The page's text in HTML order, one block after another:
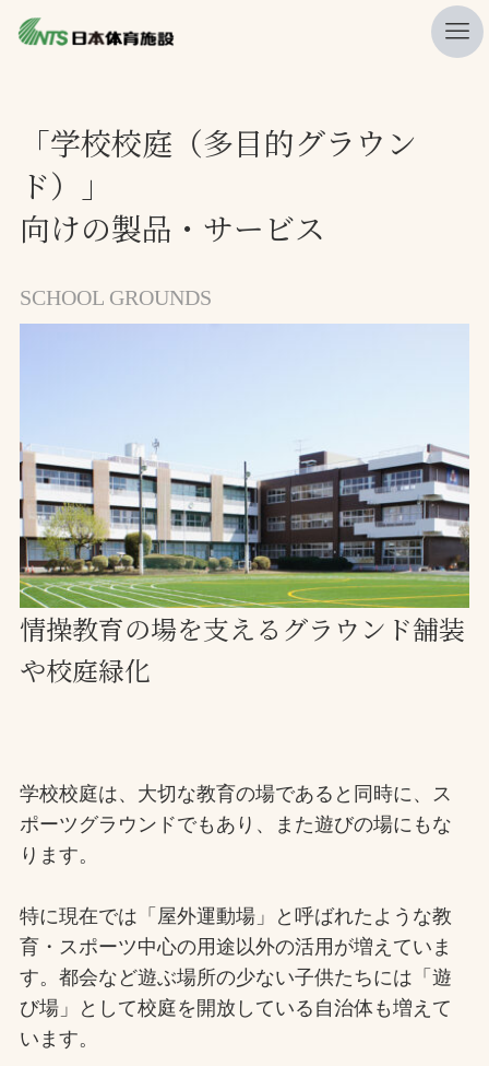
ニュース
プレスリリース
レポート
施工・管理実績一覧
検索
お問合せ
お取引先の皆様へ
プライバシーポリシー
ソーシャルメディアポリシー
文字の見えづらさや操作にお困りの方へ
「学校校庭（多目的グラウン
ド）」
向けの製品・サービス
SCHOOL GROUNDS
情操教育の場を支えるグラウンド舗装
や校庭緑化
学校校庭は、大切な教育の場であると同時に、ス
ポーツグラウンドでもあり、また遊びの場にもな
ります。
特に現在では「屋外運動場」と呼ばれたような教
育・スポーツ中心の用途以外の活用が増えていま
す。都会など遊ぶ場所の少ない子供たちには「遊
び場」として校庭を開放している自治体も増えて
います。